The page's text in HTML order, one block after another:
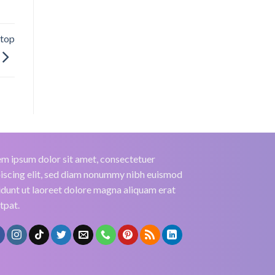
ipsum dolor sit amet, consectetuer
elit, sed diam nonummy nibh euismod
ut laoreet dolore magna aliquam erat